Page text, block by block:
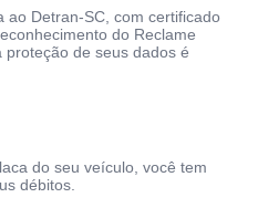
ao Detran-SC, com certificado
do Reclame
proteção de seus dados é
do seu veículo, você tem
débitos.